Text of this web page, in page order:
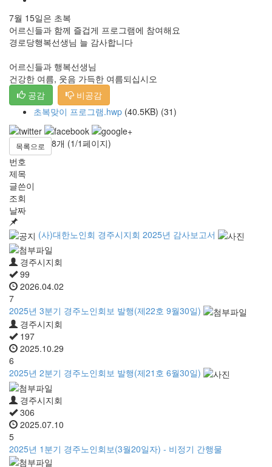
7월 15일은 초복
어르신들과 함께 즐겁게 프로그램에 참여해요
경로당행복선생님 늘 감사합니다
어르신들과 행복선생님
건강한 여름, 웃음 가득한 여름되십시오
공감
비공감
초복맞이 프로그램.hwp (40.5KB) (31)
목록으로
8개 (1/1페이지)
번호
제목
글쓴이
조회
날짜
(사)대한노인회 경주시지회 2025년 감사보고서
경주시지회
99
2026.04.02
7
2025년 3분기 경주노인회보 발행(제22호 9월30일)
경주시지회
197
2025.10.29
6
2025년 2분기 경주노인회보 발행(제21호 6월30일)
경주시지회
306
2025.07.10
5
2025년 1분기 경주노인회보(3월20일자) - 비정기 간행물